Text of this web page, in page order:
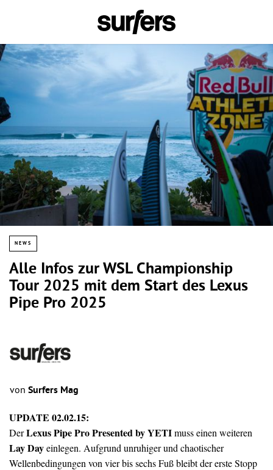
NEWS
Alle Infos zur WSL Championship
Tour 2025 mit dem Start des Lexus
Pipe Pro 2025
von Surfers Mag
UPDATE 02.02.15:
DerLexus Pipe Pro Presented by YETImuss einen weiteren
Lay Dayeinlegen. Aufgrund unruhiger und chaotischer
Wellenbedingungen von vier bis sechs Fuß bleibt der erste Stopp